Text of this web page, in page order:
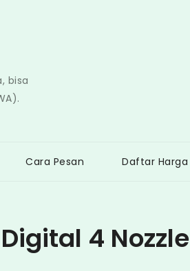
bisa
Cara Pesan Daftar Harga
4 Nozzle